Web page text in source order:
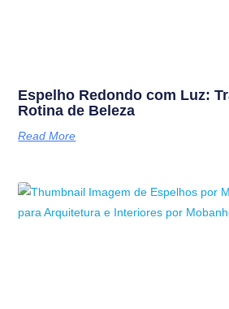
Espelho Redondo com Luz:
Rotina de Beleza
Read More